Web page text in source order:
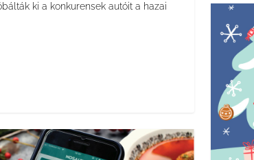
ki a konkurensek autóit a hazai